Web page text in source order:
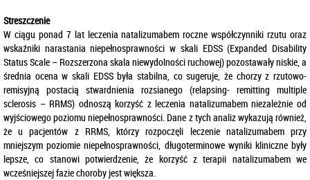
Streszczenie
W ciągu ponad 7 lat leczenia natalizumabem roczne współczynniki rzutu oraz
wskaźniki narastania niepełnosprawności w skali EDSS (Expanded Disability
Status Scale – Rozszerzona skala niewydolności ruchowej) pozostawały niskie, a
średnia ocena w skali EDSS była stabilna, co sugeruje, że chorzy z rzutowo-
remisyjną postacią stwardnienia rozsianego (relapsing- remitting multiple
sclerosis – RRMS) odnoszą korzyść z leczenia natalizumabem niezależnie od
wyjściowego poziomu niepełnosprawności. Dane z tych analiz wykazują również,
że u pacjentów z RRMS, którzy rozpoczęli leczenie natalizumabem przy
mniejszym poziomie niepełnosprawności, długoterminowe wyniki kliniczne były
lepsze, co stanowi potwierdzenie, że korzyść z terapii natalizumabem we
wcześniejszej fazie choroby jest większa.